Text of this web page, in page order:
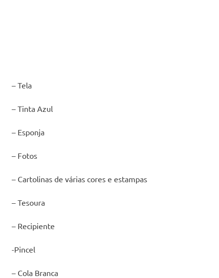
– Tela
– Tinta Azul
– Esponja
– Fotos
– Cartolinas de várias cores e estampas
– Tesoura
– Recipiente
-Pincel
– Cola Branca